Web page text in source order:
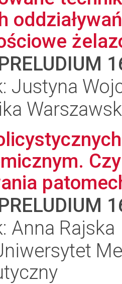
Justyna
Anna Rajska